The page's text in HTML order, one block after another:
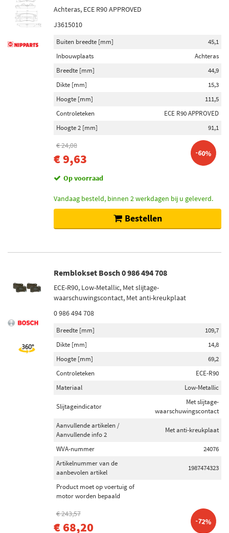
Achteras, ECE R90 APPROVED
J3615010
Buiten breedte [mm]
45,1
Inbouwplaats
Achteras
Breedte [mm]
44,9
Dikte [mm]
15,3
Hoogte [mm]
111,5
Controleteken
ECE R90 APPROVED
Hoogte 2 [mm]
91,1
€ 24,08
€ 9,63 -60%
Op voorraad
Vandaag besteld, binnen 2 werkdagen bij u geleverd.
Bestellen
Remblokset Bosch 0 986 494 708
ECE-R90, Low-Metallic, Met slijtage-
waarschuwingscontact, Met anti-kreukplaat
0 986 494 708
Breedte [mm]
109,7
Dikte [mm]
14,8
Hoogte [mm]
69,2
Controleteken
ECE-R90
Materiaal
Low-Metallic
Slijtageindicator
Met slijtage-
waarschuwingscontact
Aanvullende artikelen /
Aanvullende info 2
Met anti-kreukplaat
WVA-nummer
24076
Artikelnummer van de
aanbevolen artikel
1987474323
Product moet op voertuig of
motor worden bepaald
€ 243,57
€ 68,20 -72%